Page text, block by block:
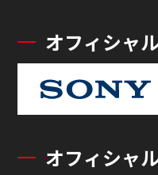
オフィシャ
オフィシャ